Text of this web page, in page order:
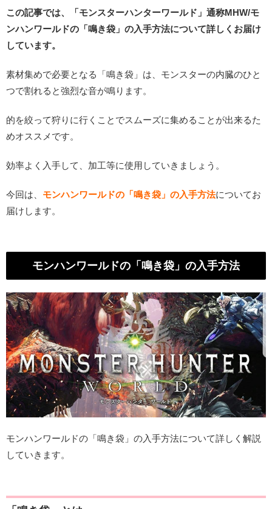
この記事では、「モンスターハンターワールド」通称MHW/モ
ンハンワールドの「鳴き袋」の入手方法について詳しくお届け
しています。
素材集めで必要となる「鳴き袋」は、モンスターの内臓のひと
つで割れると強烈な音が鳴ります。
的を絞って狩りに行くことでスムーズに集めることが出来るた
めオススメです。
効率よく入手して、加工等に使用していきましょう。
今回は、 モンハンワールドの「鳴き袋」の入手方法についてお
届けします。
モンハンワールドの「鳴き袋」の入手方法
モンハンワールドの「鳴き袋」の入手方法について詳しく解説
していきます。